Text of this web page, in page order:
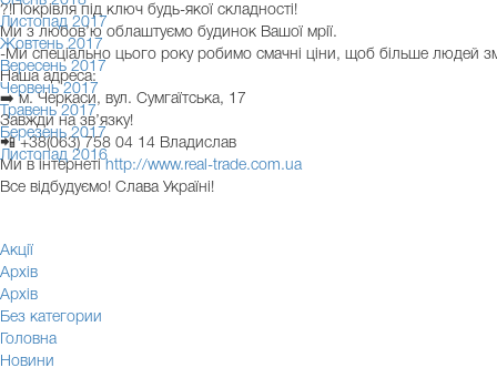
?!Покрівля під ключ будь-якої складності!
Ми з любов’ю облаштуємо будинок Вашої мрії.
-Ми спеціально цього року робимо смачні ціни, щоб більше людей
Наша адреса:
➡️ м. Черкаси, вул. Сумгаїтська, 17
Завжди на зв’язку!
📲 +38(063) 758 04 14 Владислав
Ми в інтернеті http://www.real-trade.com.ua
Все відбудуємо! Слава Україні!
Листопад 2017
Жовтень 2017
Вересень 2017
Червень 2017
Травень 2017
Березень 2017
Листопад 2016
Акції
Архів
Архів
Без категории
Головна
Новини